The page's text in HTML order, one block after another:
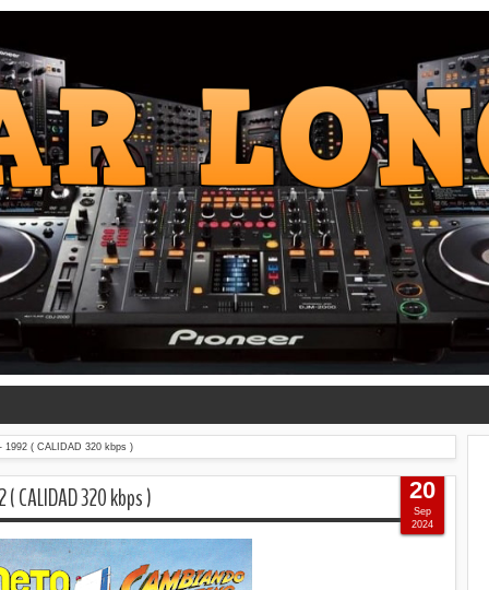
1992 ( CALIDAD 320 kbps )
( CALIDAD 320 kbps ) 20
Sep
2024